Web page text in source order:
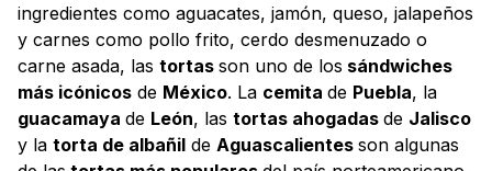
ingredientes como aguacates, jamón, queso, jalapeños
y carnes como pollo frito, cerdo desmenuzado o
carne asada, las tortas son uno de los sándwiches
más icónicos de México. La cemita de Puebla, la
guacamaya de León, las tortas ahogadas de Jalisco
y la torta de albañil de Aguascalientes son algunas